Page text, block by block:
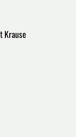
Krause